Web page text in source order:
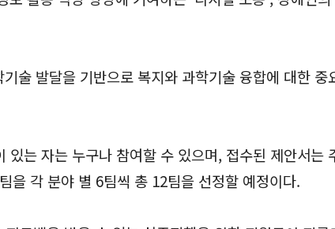
술 발달을 기반으로 복지와 과학기술 융합에 대한
는 자는 누구나 참여할 수 있으며, 접수된 제안서는
을 각 분야 별 6팀씩 총 12팀을 선정할 예정이다.